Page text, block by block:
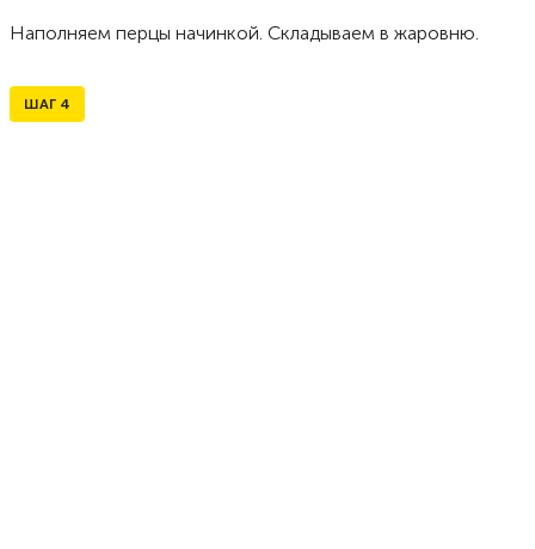
Наполняем перцы начинкой. Складываем в жаровню.
ШАГ 4